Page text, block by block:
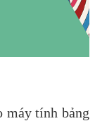
máy tính bảng